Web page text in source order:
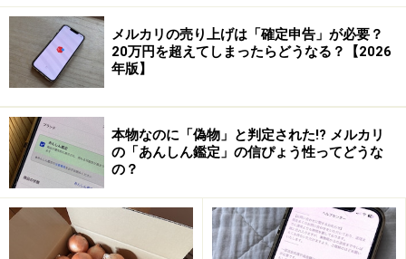
ズオーバーしている可能性もあります。らくらくメルカ
リ便はヤマト運輸の営業所やコンビニから発送できます
が、コンビニではメルカリの荷物サイズは測らないこと
になっているので、規定サイズを満たしていなくても気
付かない場合もあるでしょう。
いずれにしても、荷物のサイズは集荷後にヤマト運輸が
測るサイズが基準となります。そのため、規定のサイズ
を満たしていない荷物はヤマト運輸のほうで適正な配送
種別に変更されるか、もしくは出品者に返送されます。
メルカリの売り上げは「確定申告」が必要？
20万円を超えてしまったらどうなる？【2026
年版】
本物なのに「偽物」と判定された!? メルカリ
の「あんしん鑑定」の信ぴょう性ってどうな
の？